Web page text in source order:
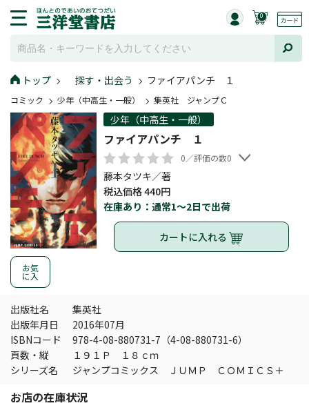
0
トップ 探す・出会う ファイアパンチ １
コミック 少年（中高生・一般） 集英社 ジャンプＣ
お気
に入
少年（中高生・一般）
ファイアパンチ １
0／評価の数0
藤本タツキ／著
税込価格 440円
在庫あり：通常1～2日で出荷
カートに入れる
出版社名
集英社
出版年月日
2016年07月
ISBNコード
978-4-08-880731-7（4-08-880731-6）
頁数・縦
１９１Ｐ １８ｃｍ
シリーズ名
ジャンプコミックス ＪＵＭＰ ＣＯＭＩＣＳ＋
お店の在庫状況